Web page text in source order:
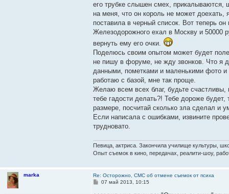
его трубке слышен смех,
на меня, что он король не может доехать,
поставила в черный список. Вот теперь
Железодорожного ехал в Москву и 50000
вернуть ему его очки.
Поделюсь своим опытом может будет
не пишу в форуме, не жду звонков. Что я
данными, пометками и маленькими фото
работаю с базой, мне так проще.
Желаю всем всех благ, будьте
тебе гадости делать?! Тебе дороже
размере, посчитай сколько зла сделал и
Если написала с ошибками, извините
трудновато.
Певица, актриса. Закончила училище культуры,
Опыт съемок в кино, передачах, реалити-шоу,
marka
Re: Осторожно, СМС об отмене съемок от психа
С07 май 2013, 10:15